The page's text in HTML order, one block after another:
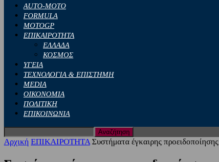
AUTO-MOTO
FORMULA
MOTOGP
ΕΠΙΚΑΙΡΟΤΗΤΑ
ΕΛΛΑΔΑ
ΚΟΣΜΟΣ
ΥΓΕΙΑ
ΤΕΧΝΟΛΟΓΙΑ & ΕΠΙΣΤΗΜΗ
MEDIA
ΟΙΚΟΝΟΜΙΑ
ΠΟΛΙΤΙΚΗ
ΕΠΙΚΟΙΝΩΝΙΑ
Αρχική ΕΠΙΚΑΙΡΟΤΗΤΑ Συστήματα έγκαιρης